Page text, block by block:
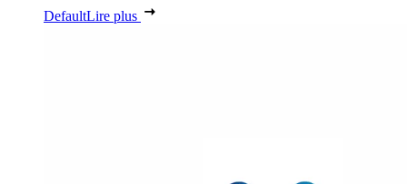
DefaultLire plus